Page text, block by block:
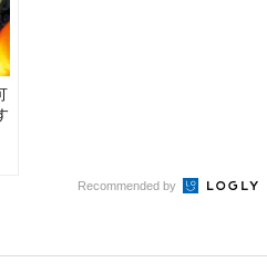
Recommended by